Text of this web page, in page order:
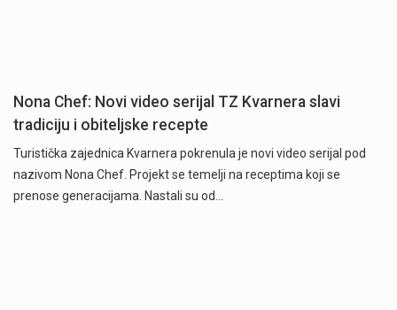
Nona Chef: Novi video serijal TZ Kvarnera slavi
tradiciju i obiteljske recepte
Turistička zajednica Kvarnera pokrenula je novi video serijal pod
nazivom Nona Chef. Projekt se temelji na receptima koji se
prenose generacijama. Nastali su od…